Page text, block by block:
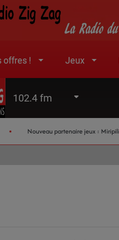
offres ! Jeux
102.4 fm
Nouveau partenaire jeux : Miripili